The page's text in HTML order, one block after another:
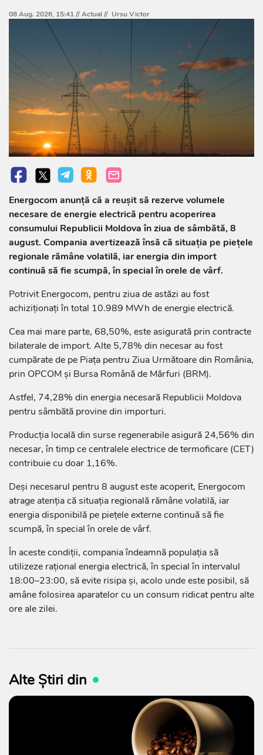
08 Aug. 2026, 15:41 //Actual// Ursu Victor
Energocom anunță că a reușit să rezerve volumele
necesare de energie electrică pentru acoperirea
consumului Republicii Moldova în ziua de sâmbătă, 8
august. Compania avertizează însă că situația pe piețele
regionale rămâne volatilă, iar energia din import
continuă să fie scumpă, în special în orele de vârf.
Potrivit Energocom, pentru ziua de astăzi au fost
achiziționați în total 10.989 MWh de energie electrică.
Cea mai mare parte, 68,50%, este asigurată prin contracte
bilaterale de import. Alte 5,78% din necesar au fost
cumpărate de pe Piața pentru Ziua Următoare din România,
prin OPCOM și Bursa Română de Mărfuri (BRM).
Astfel, 74,28% din energia necesară Republicii Moldova
pentru sâmbătă provine din importuri.
Producția locală din surse regenerabile asigură 24,56% din
necesar, în timp ce centralele electrice de termoficare (CET)
contribuie cu doar 1,16%.
Deși necesarul pentru 8 august este acoperit, Energocom
atrage atenția că situația regională rămâne volatilă, iar
energia disponibilă pe piețele externe continuă să fie
scumpă, în special în orele de vârf.
În aceste condiții, compania îndeamnă populația să
utilizeze rațional energia electrică, în special în intervalul
18:00–23:00, să evite risipa și, acolo unde este posibil, să
amâne folosirea aparatelor cu un consum ridicat pentru alte
ore ale zilei.
Alte Știri din